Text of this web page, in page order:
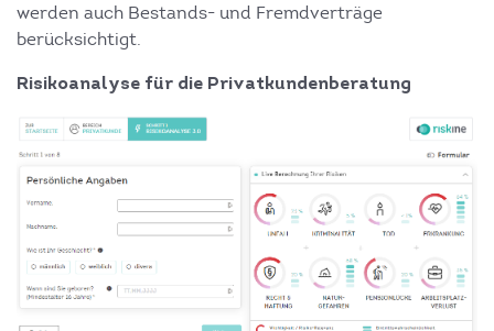
werden auch Bestands- und Fremdverträge
berücksichtigt.
Risikoanalyse für die Privatkundenberatung